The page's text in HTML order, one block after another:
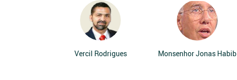
Vercil Rodrigues Monsenhor Jonas Habib